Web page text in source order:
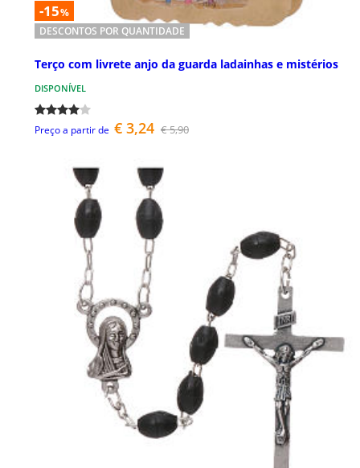
-15%
DESCONTOS POR QUANTIDADE
Terço com livrete anjo da guarda ladainhas e mistérios
DISPONÍVEL
Preço a partir de € 3,24 € 5,90